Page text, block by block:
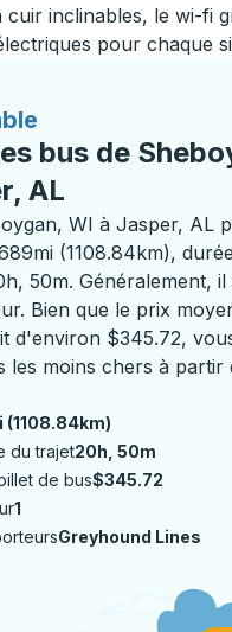
cuir inclinables, le wi-fi
pour chaque
bus de
AL
WI à Jasper, AL
(1108.84km), durée
50m. Généralement, il
Bien que le prix
d'environ $345.72,
les moins chers à partir
(1108.84km)
du trajet20 heures 50
20h, 50m
de bus$345.72
1
Greyhound Lines